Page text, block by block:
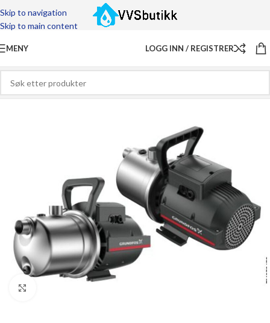
Skip to navigation
Skip to main content
MENY LOGG INN / REGISTRER